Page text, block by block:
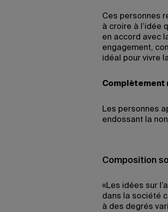
Ces personnes
à croire à l’idée
en accord avec
engagement,
idéal pour vivre
Complètement
Les personnes
endossant la
Composition
«Les idées sur
dans la société
à des degrés